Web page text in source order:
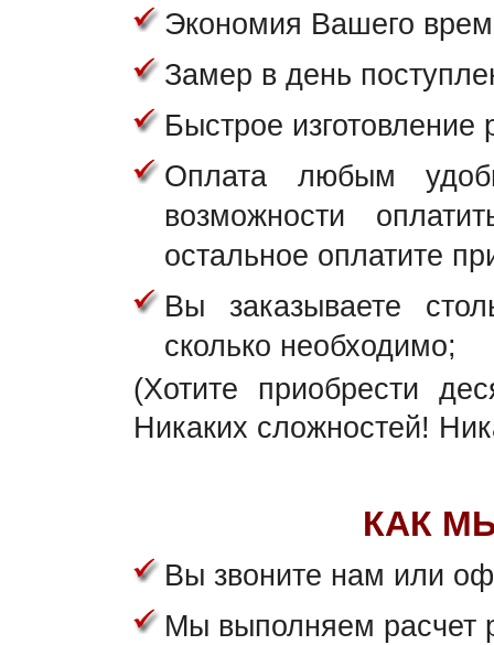
Экономия Вашего
Замер в день
Быстрое изготовление
Оплата любым
возможности
остальное оплатите
Вы заказываете
сколько необходимо;
(Хотите приобрести
Никаких сложностей!
КАК
Вы звоните нам или
Мы выполняем расчет